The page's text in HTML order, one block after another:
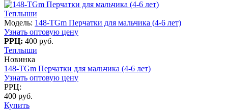
Теплыши
Модель: 148-TGm Перчатки для мальчика (4-6 лет)
Узнать оптовую цену
РРЦ: 400 руб.
Теплыши
Новинка
148-TGm Перчатки для мальчика (4-6 лет)
Узнать оптовую цену
РРЦ:
400 руб.
Купить